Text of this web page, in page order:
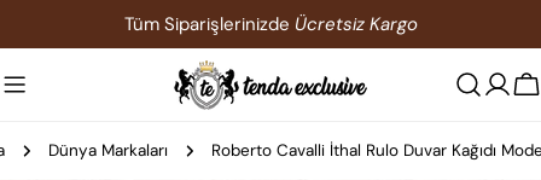
atla
Tüm Siparişlerinizde Ücretsiz Kargo
Dünya Markaları Roberto Cavalli İthal Rulo Duvar Kağıdı